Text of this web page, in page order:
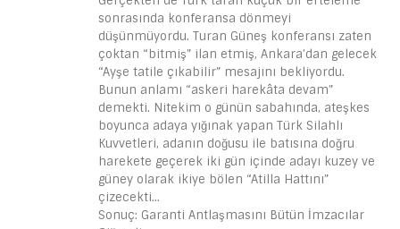
sonrasında konferansa dönmeyi
düşünmüyordu. Turan Güneş konferansı zaten
çoktan “bitmiş” ilan etmiş, Ankara’dan gelecek
“Ayşe tatile çıkabilir” mesajını bekliyordu.
Bunun anlamı “askeri harekâta devam”
demekti. Nitekim o günün sabahında, ateşkes
boyunca adaya yığınak yapan Türk Silahlı
Kuvvetleri, adanın doğusu ile batısına doğru
harekete geçerek iki gün içinde adayı kuzey ve
güney olarak ikiye bölen “Atilla Hattını”
çizecekti…
Sonuç: Garanti Antlaşmasını Bütün İmzacılar